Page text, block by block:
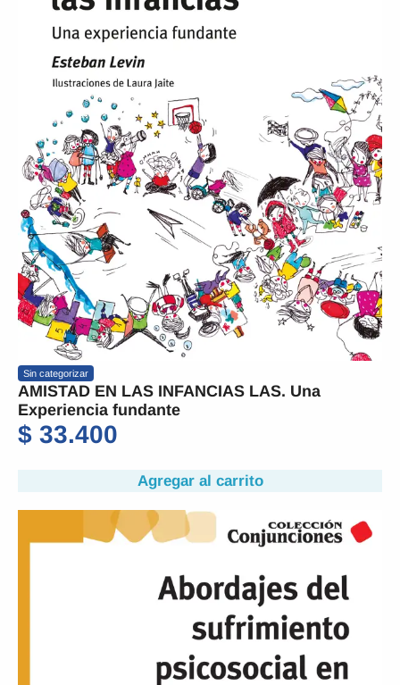
Sin categorizar
AMISTAD EN LAS INFANCIAS LAS. Una
Experiencia fundante
$ 33.400
Agregar al carrito